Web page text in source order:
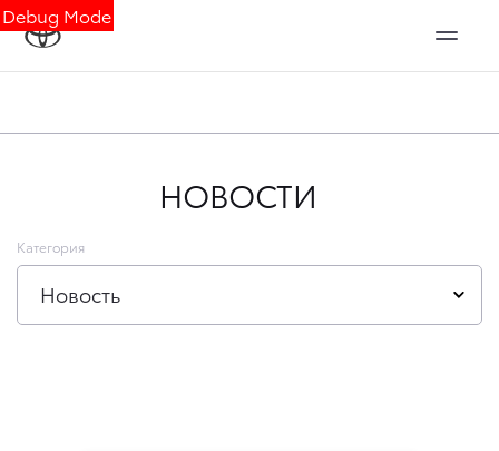
Debug Mode
НОВОСТИ
Категория
Новость